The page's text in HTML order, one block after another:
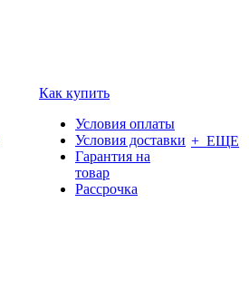
Как купить
Условия оплаты
Условия доставки
Гарантия на
товар
Рассрочка
+ ЕЩЕ